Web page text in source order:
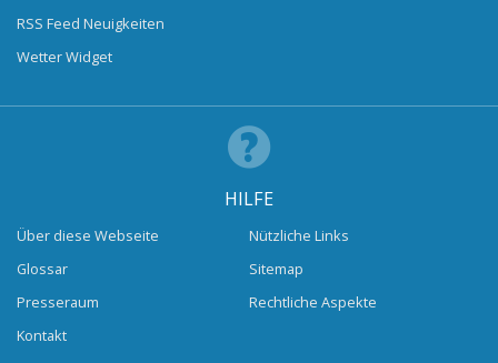
RSS Feed Neuigkeiten
Wetter Widget
HILFE
Über diese Webseite
Glossar
Presseraum
Kontakt
Nützliche Links
Sitemap
Rechtliche Aspekte